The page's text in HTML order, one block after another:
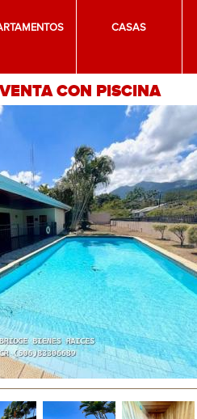
CASAS
CON PISCINA